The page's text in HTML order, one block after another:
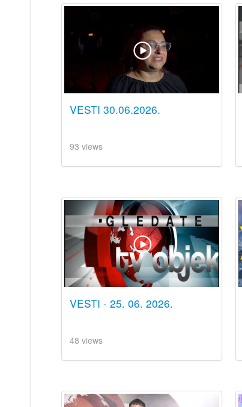
VESTI 30.06.2026.
93 views
VESTI - 25. 06. 2026.
48 views